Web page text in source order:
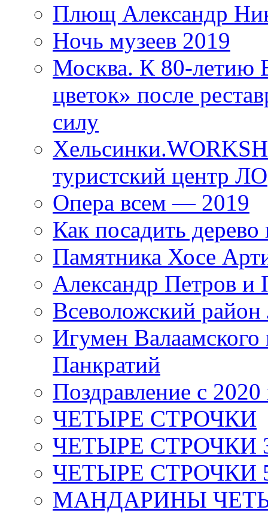
Плющ Александр
Ночь музеев 2019
Москва. К 80-
цветок» после
силу
туристский центр ЛО
Опера всем — 2019
Как посадить дерево
Памятника Хосе
Александр Петров и
Всеволожский район
Игумен
Панкратий
Поздравление с 2020
ЧЕТЫРЕ СТРОЧКИ
ЧЕТЫРЕ СТРОЧКИ 3
ЧЕТЫРЕ СТРОЧКИ 5
МАНДАРИНЫ